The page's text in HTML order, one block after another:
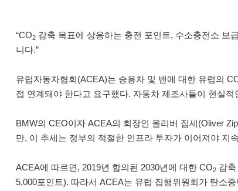
“CO2 감축 목표에 상응하는 충전 포인트, 수소충전소 보
니다.”
유럽자동차협회(ACEA)는 승용차 및 밴에 대한 유럽의
접 연계돼야 한다고 요구했다. 자동차 제조사들이 현실적
BMW의 CEO이자 ACEA의 회장인 올리버 집세(Oliver
만, 이 추세는 정부의 적절한 인프라 투자가 이어져야 지
ACEA에 따르면, 2019년 합의된 2030년에 대한 CO2 감
5,000포인트). 따라서 ACEA는 유럽 집행위원회가 탄소